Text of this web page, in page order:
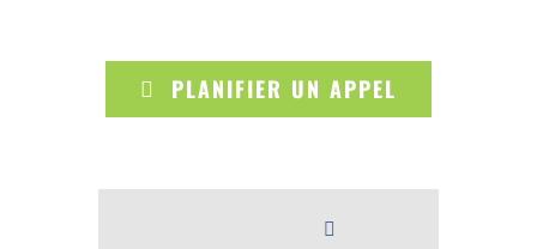
PLANIFIER UN APPEL